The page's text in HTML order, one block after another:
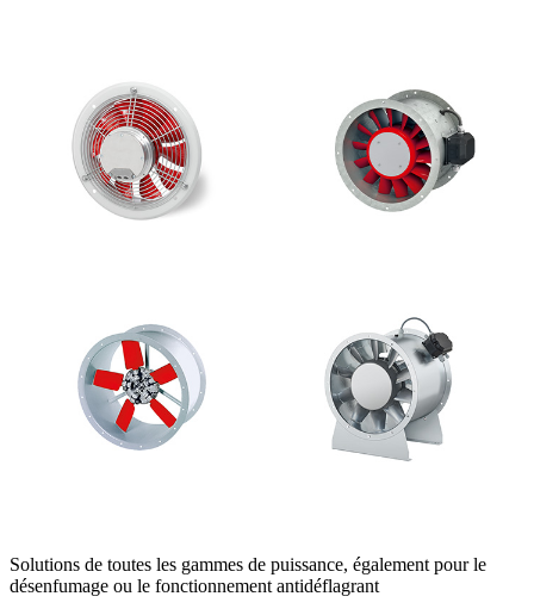
Solutions de toutes les gammes de puissance, également pour le
désenfumage ou le fonctionnement antidéflagrant